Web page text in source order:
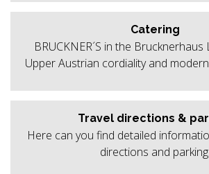
Catering
BRUCKNER´S in the
Upper Austrian cordiality and
Travel directions &
Here can you find detailed
directions and parking.